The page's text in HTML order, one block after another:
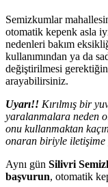
Semizkumlar
otomatik kepenk asla
nedenleri bakım
kullanımından ya da
değiştirilmesi
arayabilirsiniz.
Uyarı!! Kırılmış bir
yaralanmalara neden
onu kullanmaktan
onaran biriyle iletişime
Aynı gün Silivri
başvurun, otomatik